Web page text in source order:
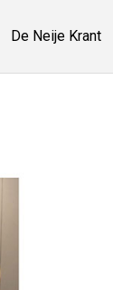
De Neije Krant